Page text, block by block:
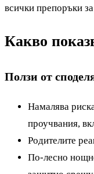
всички препоръки
Какво
Ползи от
Намалява
проучвания,
Родителите
По-лесно